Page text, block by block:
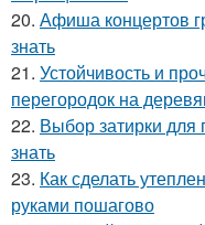
20. Афиша концертов
знать
21. Устойчивость и
перегородок на
22. Выбор затирки для
знать
23. Как сделать
руками пошагово